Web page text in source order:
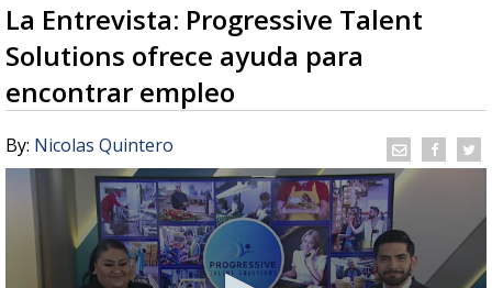
La Entrevista: Progressive Talent
Solutions ofrece ayuda para
encontrar empleo
By: Nicolas Quintero